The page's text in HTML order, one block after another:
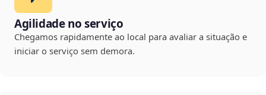
Agilidade no serviço
Chegamos rapidamente ao local para avaliar a situação e
iniciar o serviço sem demora.